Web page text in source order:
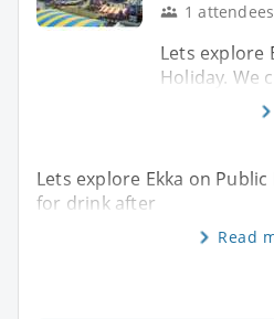
1 attendees
Lets explore
Holiday. We
Lets explore Ekka on
for drink after
Read